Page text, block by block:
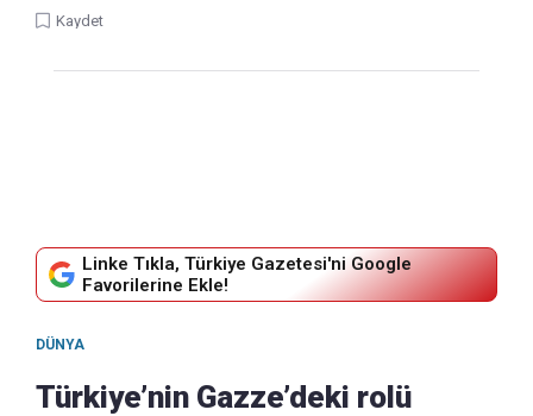
Kaydet
Linke Tıkla, Türkiye Gazetesi'ni Google
Favorilerine Ekle!
DÜNYA
Türkiye’nin Gazze’deki rolü